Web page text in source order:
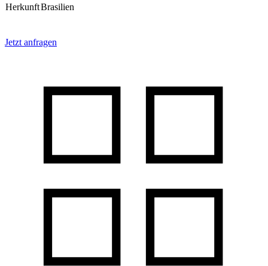
HerkunftBrasilien
Jetzt anfragen